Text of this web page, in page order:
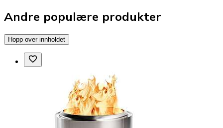
Andre populære produkter
Hopp over innholdet